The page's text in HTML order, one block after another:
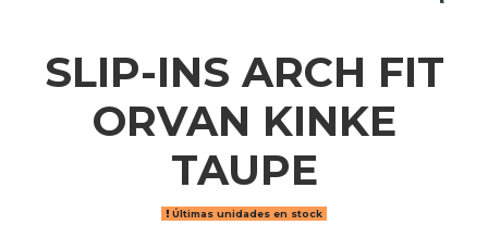
SLIP-INS ARCH FIT
ORVAN KINKE
TAUPE
Últimas unidades en stock